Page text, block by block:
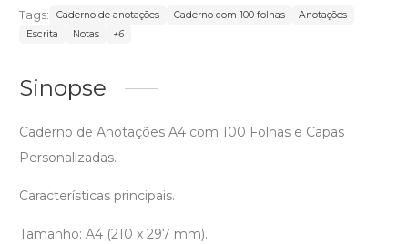
Tags: Caderno de anotações Caderno com 100 folhas
Anotações
Escrita
Notas +6
Sinopse
Caderno de Anotações A4 com 100 Folhas e Capas
Personalizadas.
Características principais.
Tamanho: A4 (210 x 297 mm).